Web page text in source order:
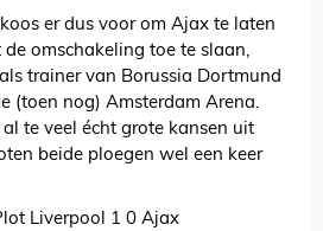
er dus voor om Ajax te laten
omschakeling toe te slaan,
trainer van Borussia Dortmund
(toen nog) Amsterdam Arena.
te veel écht grote kansen uit
beide ploegen wel een keer